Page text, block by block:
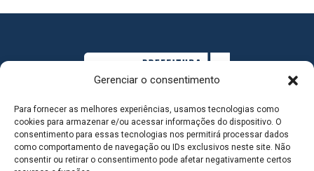
Gerenciar o consentimento
Para fornecer as melhores experiências, usamos tecnologias como
cookies para armazenar e/ou acessar informações do dispositivo. O
consentimento para essas tecnologias nos permitirá processar dados
como comportamento de navegação ou IDs exclusivos neste site. Não
consentir ou retirar o consentimento pode afetar negativamente certos
MAPA DO SITE